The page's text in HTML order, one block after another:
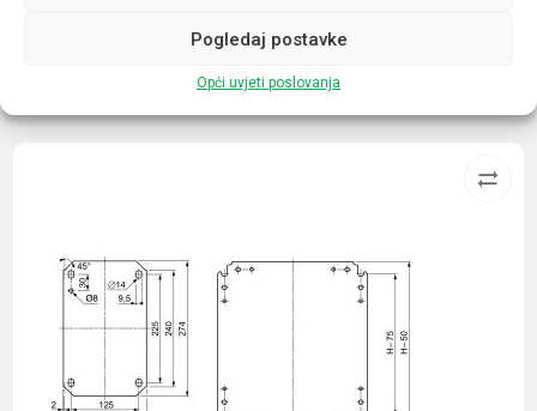
Pogledaj postavke
Opći uvjeti poslovanja
Povezani proizvodi